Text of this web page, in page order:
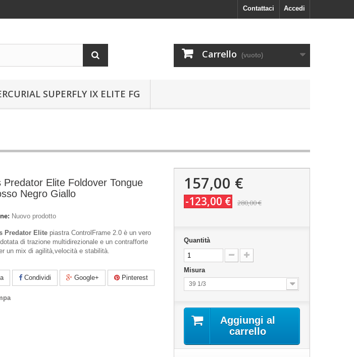
Accedi
Contattaci
Carrello (vuoto)
SUPERFLY IX ELITE FG
Predator Elite Foldover Tongue
Negro Giallo
Nuovo prodotto
Predator Elite piastra ControlFrame 2.0 è un vero
di trazione multidirezionale e un contrafforte
un mix di agilità,velocità e stabilità.
Condividi Google+ Pinterest
157,00 €
-123,00 € 280,00 €
Quantità
Misura
39 1/3
Aggiungi al
carrello